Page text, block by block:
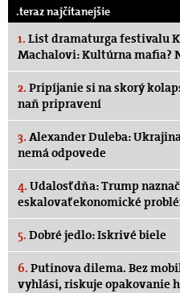
.teraz najčítanejšie
1. List dramaturga festivalu
Machalovi: Kultúrna mafia?
2. Pripíjanie si na skorý
naň pripravení
3. Alexander Duleba:
nemá odpovede
4. Udalosť dňa: Trump
eskalovať ekonomické
5. Dobré jedlo: Iskrivé biele
6. Putinova dilema. Bez
vyhlási, riskuje opakovanie